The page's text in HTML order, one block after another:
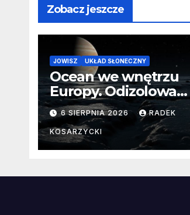
Zobacz jeszcze
JOWISZ UKŁAD SŁONECZNY
Ocean we wnętrzu
Europy. Odizolowani
przez lodową
barierę
6 SIERPNIA 2026 RADEK
KOSARZYCKI